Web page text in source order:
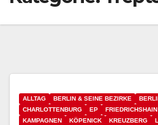
ALLTAG BERLIN & SEINE BEZIRKE
CHARLOTTENBURG
EP FRIEDRICHSHAIN
KAMPAGNEN
KÖPENICK KREUZBERG